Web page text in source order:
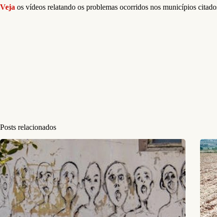
Veja os vídeos relatando os problemas ocorridos nos municípios
Posts relacionados